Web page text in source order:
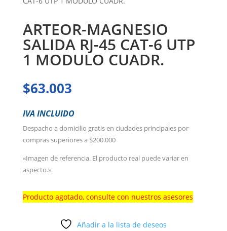
ARTEOR-MAGNESIO
SALIDA RJ-45 CAT-6 UTP
1 MODULO CUADR.
$63.003
IVA INCLUIDO
Despacho a domicilio gratis en ciudades principales por
compras superiores a $200.000
«Imagen de referencia. El producto real puede variar en
aspecto.»
Producto agotado, consulte con nuestros asesores
Añadir a la lista de deseos